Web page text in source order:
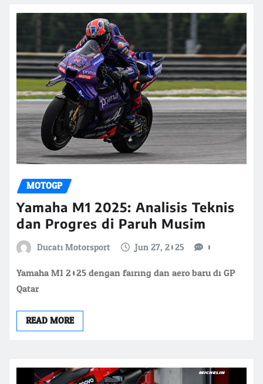
MOTOGP
Yamaha M1 2025: Analisis Teknis
dan Progres di Paruh Musim
Ducati Motorsport Jun 27, 2025 0
Yamaha M1 2025 dengan fairing dan aero baru di GP
Qatar
READ MORE